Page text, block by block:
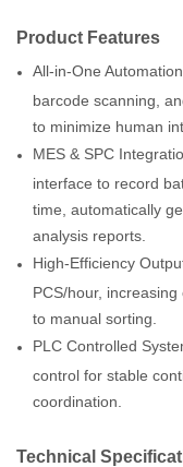
Product Features
All-in-One
barcode scanning,
to minimize human
MES & SPC
interface to record
time, automatically
analysis reports.
High-Efficiency
PCS/hour,
to manual sorting.
PLC Controlled
control for stable
coordination.
Technical